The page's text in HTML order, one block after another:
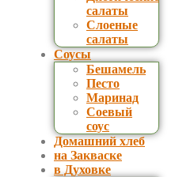
салаты
Слоеные
салаты
Соусы
Бешамель
Песто
Маринад
Соевый
соус
Домашний хлеб
на Закваске
в Духовке